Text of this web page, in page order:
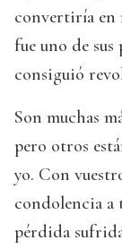
convertiría en
fue uno de
consiguió
Son muchas
pero otros
yo. Con
condolencia a
pérdida